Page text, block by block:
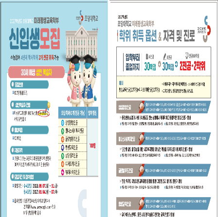
On-Line 재택학습
입학안내
생각은 세계적으로
글로컬 인재 양성을 통하여
지역을 넘어 세계로!
글로벌화의 흐름 속에서 경쟁력 있는 글로컬 리더를 양성합니다.